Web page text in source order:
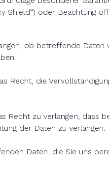
Shield“) oder Beachtung
ob betreffende
Recht, die
Recht zu verlangen,
der Daten zu verlangen.
Daten, die Sie uns